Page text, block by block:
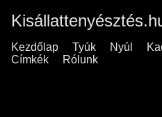
Kezdőlap Tyúk Nyúl
Címkék
Rólunk